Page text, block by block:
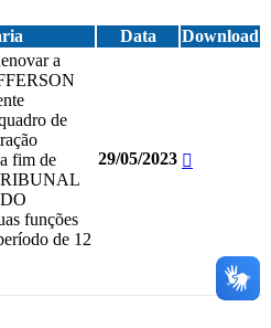
Data
Download
a
de
fim de
funções
de 12
29/05/2023